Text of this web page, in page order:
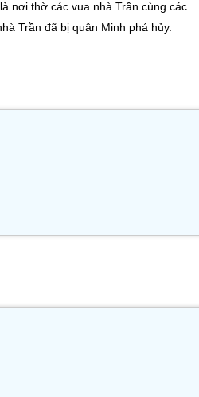
nơi thờ các vua nhà Trần cùng các
Trần đã bị quân Minh phá hủy.